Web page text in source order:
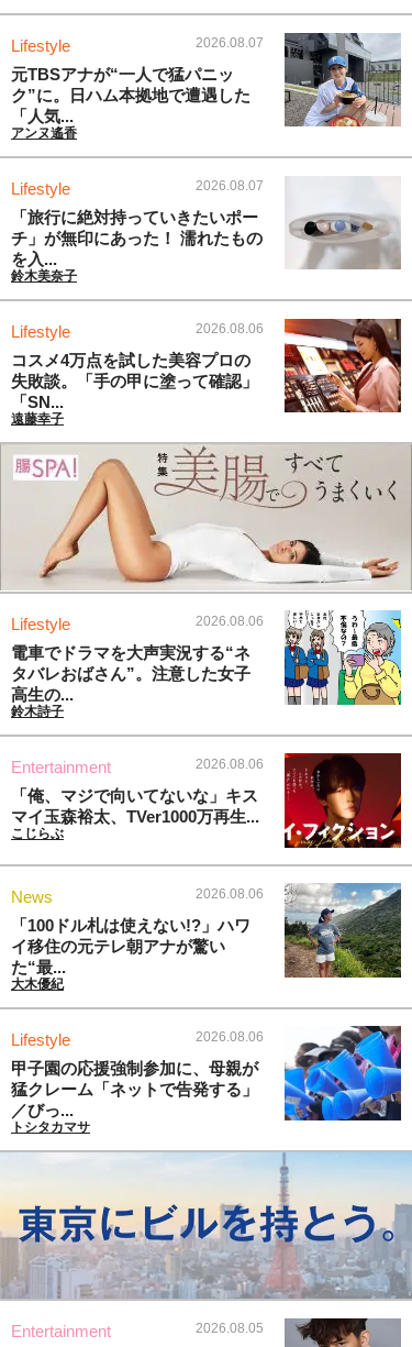
Lifestyle 2026.08.07
元TBSアナが“一人で猛パニッ
ク”に。日ハム本拠地で遭遇した
「人気...
アンヌ遙香
Lifestyle 2026.08.07
「旅行に絶対持っていきたいポー
チ」が無印にあった！ 濡れたもの
を入...
鈴木美奈子
Lifestyle 2026.08.06
コスメ4万点を試した美容プロの
失敗談。「手の甲に塗って確認」
「SN...
遠藤幸子
Lifestyle 2026.08.06
電車でドラマを大声実況する“ネ
タバレおばさん”。注意した女子
高生の...
鈴木詩子
Entertainment 2026.08.06
「俺、マジで向いてないな」キス
マイ玉森裕太、TVer1000万再生...
こじらぶ
News 2026.08.06
「100ドル札は使えない!?」ハワ
イ移住の元テレ朝アナが驚い
た“最...
大木優紀
Lifestyle 2026.08.06
甲子園の応援強制参加に、母親が
猛クレーム「ネットで告発する」
／びっ...
トシタカマサ
Entertainment 2026.08.05